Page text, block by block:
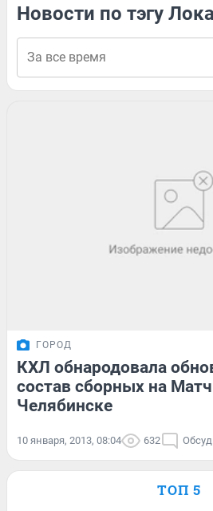
Новости по тэгу
ГОРОД
КХЛ обнародовала
состав сборных на
Челябинске
10 января, 2013, 08:04 632
ТОП 5